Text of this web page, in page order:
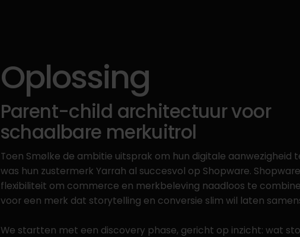
Oplossing
Parent-child architectuur voor
schaalbare merkuitrol
Toen Smølke de ambitie uitsprak om hun digitale aanwezigheid
was hun zustermerk Yarrah al succesvol op Shopware.
flexibiliteit om commerce en merkbeleving naadloos te
voor een merk dat storytelling en conversie slim wil laten
We startten met een discovery phase, gericht op inzicht: wat